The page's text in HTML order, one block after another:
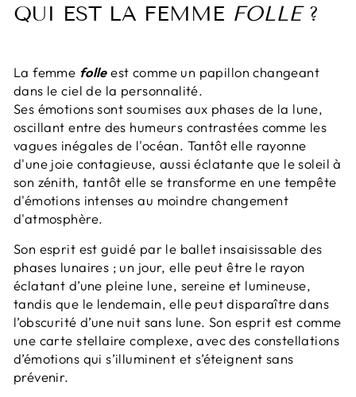
QUI EST LA FEMME FOLLE?
La femme folleest comme un papillon changeant
dans le ciel de la personnalité.
Ses émotions sont soumises aux phases de la lune,
oscillant entre des humeurs contrastées comme les
vagues inégales de l'océan. Tantôt elle rayonne
d'une joie contagieuse, aussi éclatante que le soleil à
son zénith, tantôt elle se transforme en une tempête
d'émotions intenses au moindre changement
d'atmosphère.
Son esprit est guidé par le ballet insaisissable des
phases lunaires ; un jour, elle peut être le rayon
éclatant d’une pleine lune, sereine et lumineuse,
tandis que le lendemain, elle peut disparaître dans
l’obscurité d’une nuit sans lune. Son esprit est comme
une carte stellaire complexe, avec des constellations
d’émotions qui s’illuminent et s’éteignent sans
prévenir.